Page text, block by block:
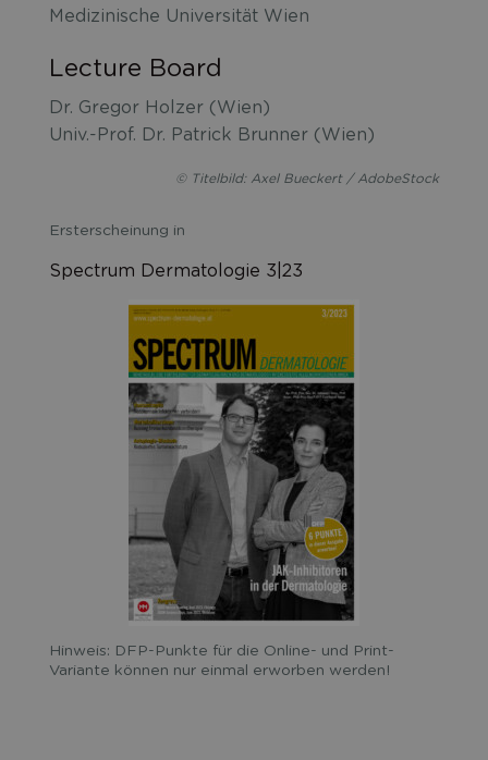
Medizinische Universität Wien
Lecture Board
Dr. Gregor Holzer (Wien)
Univ.-Prof. Dr. Patrick Brunner (Wien)
© Titelbild: Axel Bueckert / AdobeStock
Ersterscheinung in
Spectrum Dermatologie 3|23
Hinweis: DFP-Punkte für die Online- und Print-
Variante können nur einmal erworben werden!